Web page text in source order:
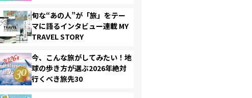
旬な“あの人”が「旅」をテー
マに語るインタビュー連載 MY
TRAVEL STORY
今、こんな旅がしてみたい！地
球の歩き方が選ぶ2026年絶対
行くべき旅先30